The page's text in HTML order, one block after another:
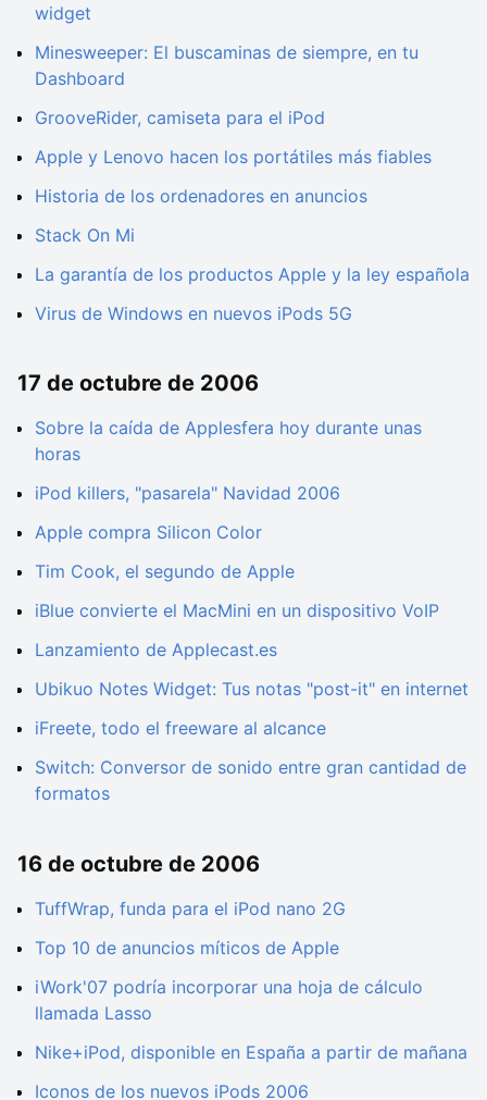
widget
Minesweeper: El buscaminas de siempre, en tu
Dashboard
GrooveRider, camiseta para el iPod
Apple y Lenovo hacen los portátiles más fiables
Historia de los ordenadores en anuncios
Stack On Mi
La garantía de los productos Apple y la ley española
Virus de Windows en nuevos iPods 5G
17 de octubre de 2006
Sobre la caída de Applesfera hoy durante unas
horas
iPod killers, "pasarela" Navidad 2006
Apple compra Silicon Color
Tim Cook, el segundo de Apple
iBlue convierte el MacMini en un dispositivo VoIP
Lanzamiento de Applecast.es
Ubikuo Notes Widget: Tus notas "post-it" en internet
iFreete, todo el freeware al alcance
Switch: Conversor de sonido entre gran cantidad de
formatos
16 de octubre de 2006
TuffWrap, funda para el iPod nano 2G
Top 10 de anuncios míticos de Apple
iWork'07 podría incorporar una hoja de cálculo
llamada Lasso
Nike+iPod, disponible en España a partir de mañana
Iconos de los nuevos iPods 2006